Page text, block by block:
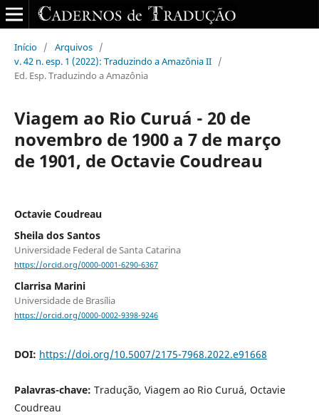
Início / Arquivos /
v. 42 n. esp. 1 (2022): Traduzindo a Amazônia II /
Ed. Esp. Traduzindo a Amazônia
Viagem ao Rio Curuá - 20 de
novembro de 1900 a 7 de março
de 1901, de Octavie Coudreau
Octavie Coudreau
Sheila dos Santos
Universidade Federal de Santa Catarina
https://orcid.org/0000-0001-6290-6367
Clarrisa Marini
Universidade de Brasília
https://orcid.org/0000-0002-9398-9246
DOI: https://doi.org/10.5007/2175-7968.2022.e91668
Palavras-chave: Tradução, Viagem ao Rio Curuá, Octavie
Coudreau